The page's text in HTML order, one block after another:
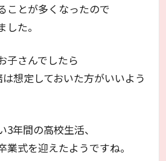
ことが多くなったので
た。
子さんでしたら
想定しておいた方がいいよう
年間の高校生活、
業式を迎えたようですね。